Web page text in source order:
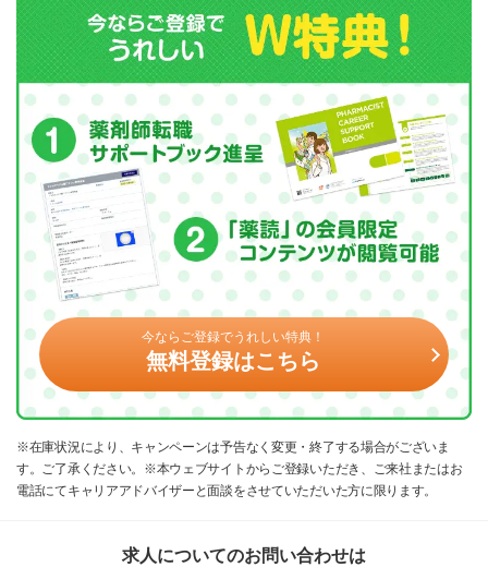
今ならご登録でうれしい特典！
無料登録はこちら
※在庫状況により、キャンペーンは予告なく変更・終了する場合がございま
す。ご了承ください。※本ウェブサイトからご登録いただき、ご来社またはお
電話にてキャリアアドバイザーと面談をさせていただいた方に限ります。
求人についてのお問い合わせは